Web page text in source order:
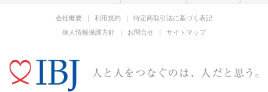
会社概要 利用規約
特定商取引法に基づく表記
個人情報保護方針
お問合せ サイトマップ